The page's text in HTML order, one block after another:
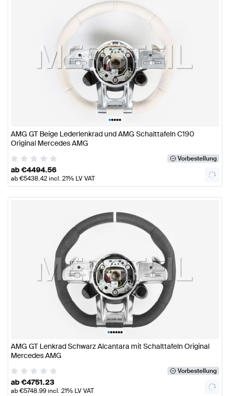
•••••
AMG GT Beige Lederlenkrad und AMG Schalttafeln C190
Original Mercedes AMG
Vorbestellung
ab€4494.56
ab€5438.42incl. 21% LV VAT
••••••
AMG GT Lenkrad Schwarz Alcantara mit Schalttafeln Original
Mercedes AMG
Vorbestellung
ab€4751.23
ab€5748.99incl. 21% LV VAT